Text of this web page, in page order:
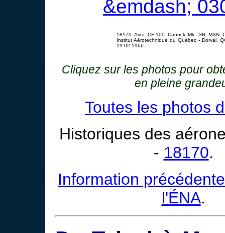
18170 Avro CF-100 Canuck Mk. 3B MSN
Institut Aérotechnique du Québec - Dorval,
19-02-1966.
Cliquez sur les photos pour
en pleine
Toutes les photos
Historiques des
- 18170.
Information
l'ÉNA.